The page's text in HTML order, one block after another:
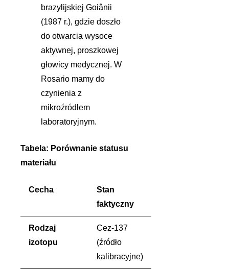
brazylijskiej Goiânii
(1987 r.), gdzie doszło
do otwarcia wysoce
aktywnej, proszkowej
głowicy medycznej. W
Rosario mamy do
czynienia z
mikroźródłem
laboratoryjnym.
Tabela: Porównanie statusu
materiału
Cecha
Stan
faktyczny
Rodzaj
izotopu
Cez-137
(źródło
kalibracyjne)